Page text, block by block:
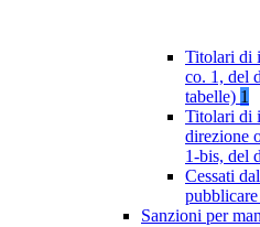
Titolari di
co. 1, del
tabelle) 1
Titolari di
direzione
1-bis, del
Cessati
Sanzioni per